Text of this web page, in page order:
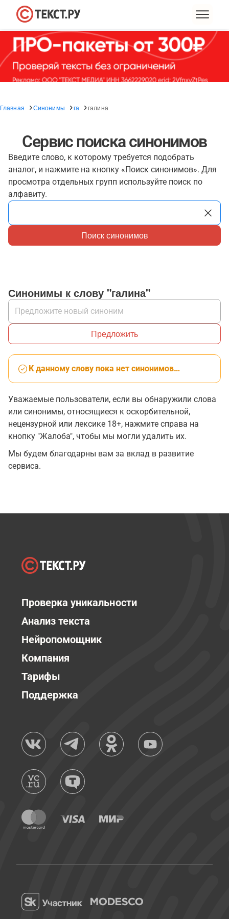
Главная Синонимы га галина
Сервис поиска синонимов
Введите слово, к которому требуется подобрать
аналог, и нажмите на кнопку «Поиск синонимов». Для
просмотра отдельных групп используйте поиск по
алфавиту.
Поиск синонимов
Синонимы к слову "галина"
Предложить
К данному слову пока нет синонимов…
Уважаемые пользователи, если вы обнаружили слова
или синонимы, относящиеся к оскорбительной,
нецензурной или лексике 18+, нажмите справа на
кнопку "Жалоба", чтобы мы могли удалить их.
Мы будем благодарны вам за вклад в развитие
сервиса.
Проверка уникальности
Анализ текста
Нейропомощник
Компания
Тарифы
Поддержка